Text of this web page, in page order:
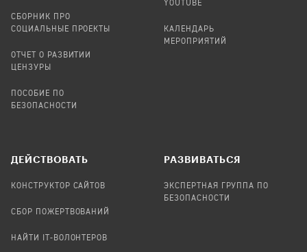
СБОРНИК ПРО
СОЦИАЛЬНЫЕ ПРОЕКТЫ
ОТЧЕТ О РАЗВИТИИ
ЦЕНЗУРЫ
ПОСОБИЕ ПО
БЕЗОПАСНОСТИ
YOUTUBE
КАЛЕНДАРЬ
МЕРОПРИЯТИЙ
ДЕЙСТВОВАТЬ
КОНСТРУКТОР САЙТОВ
СБОР ПОЖЕРТВОВАНИЙ
НАЙТИ IT-ВОЛОНТЕРОВ
РАЗВИВАТЬСЯ
ЭКСПЕРТНАЯ ГРУППА ПО
БЕЗОПАСНОСТИ